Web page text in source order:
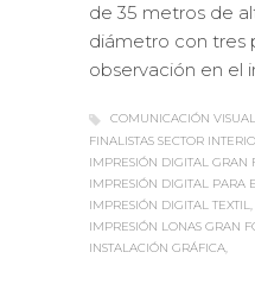
de 35 metros de
diámetro con tres
observación en el
COMUNICACIÓN VISUAL
FINALISTAS SECTOR
IMPRESIÓN DIGITAL GRAN
IMPRESIÓN DIGITAL PARA
IMPRESIÓN DIGITAL TEXTIL
IMPRESIÓN LONAS GRAN
INSTALACIÓN GRÁFICA